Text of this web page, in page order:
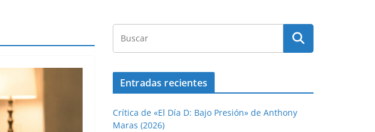
Entradas recientes
Crítica de «El Día D: Bajo Presión» de Anthony
Maras (2026)